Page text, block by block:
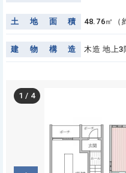
土 地 面 積 48.76㎡（
建 物 構 造 木造 地上3
1 / 4